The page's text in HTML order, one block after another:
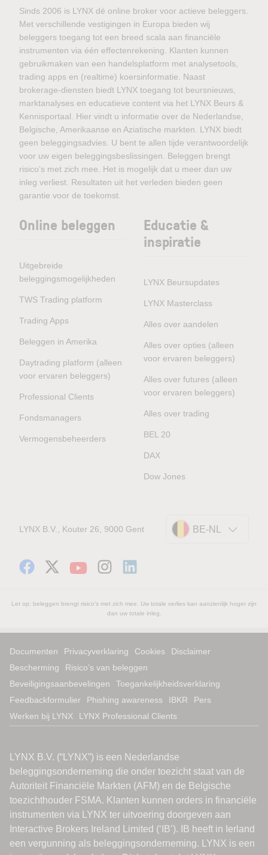
Sinds 2006 is LYNX dé online broker voor actieve beleggers.
Met verschillende vestigingen in Europa bieden wij
beleggers toegang tot een breed scala aan financiële
instrumenten via één effectenrekening. Klanten kunnen
gebruikmaken van een handelsplatform met analysetools,
trading apps en (realtime) koersinformatie. Naast
brokerage-diensten biedt LYNX toegang tot beursnieuws,
marktanalyses en educatieve content via het LYNX Beurs &
Kennisportaal. Hier vindt u informatie over de Nederlandse,
Belgische, Amerikaanse en Aziatische markten. LYNX biedt
geen beleggingsadvies. U bent te allen tijde verantwoordelijk
voor uw eigen beleggingsbeslissingen. Beleggen brengt
risico’s met zich mee. Het is mogelijk dat u meer dan uw
inleg verliest. Resultaten uit het verleden bieden geen
garantie voor de toekomst.
Online beleggen
Uitgebreide
beleggingsmogelijkheden
TWS Trading platform
Trading Apps
Beleggen in Amerika
Daytrading platform (alleen
voor ervaren beleggers)
Professional Clients
Fondsmanagers
Vermogensbeheerders
Educatie &
inspiratie
LYNX Beursupdates
LYNX Masterclass
Alles over aandelen
Alles over opties (alleen
voor ervaren beleggers)
Alles over futures (alleen
voor ervaren beleggers)
Alles over trading
BEL 20
DAX
Dow Jones
LYNX B.V., Kouter 26, 9000 Gent BE-NL
Let op: beleggen brengt risico's met zich mee. Uw totale verlies kan aanzienlijk hoger zijn
dan uw totale inleg.
Documenten Privacyverklaring Cookies
Disclaimer
Bescherming
Risico’s van beleggen
Beveiligingsaanbevelingen
Toegankelijkheidsverklaring
Feedbackformulier
Phishing awareness IBKR
Pers
Werken bij LYNX
LYNX Professional Clients